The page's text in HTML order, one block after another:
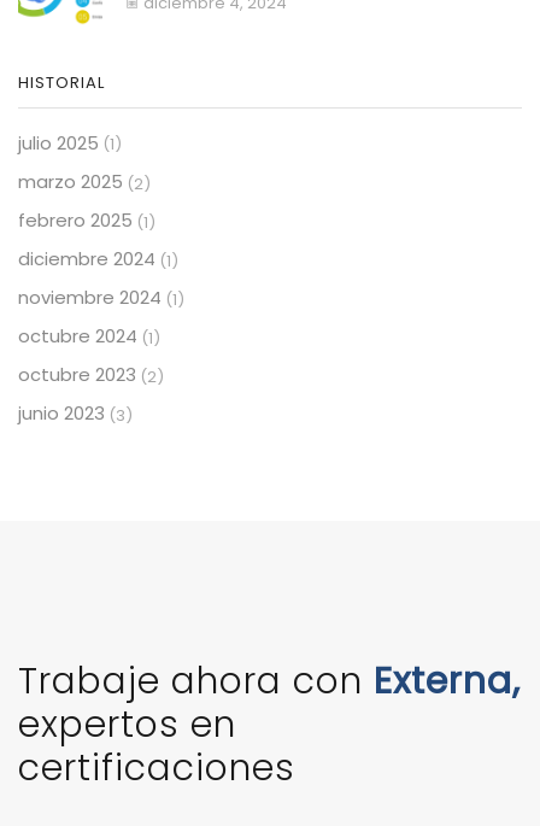
HISTORIAL
julio 2025 (1)
marzo 2025 (2)
febrero 2025 (1)
diciembre 2024 (1)
noviembre 2024 (1)
octubre 2024 (1)
octubre 2023 (2)
junio 2023 (3)
Trabaje ahora con Externa,
expertos en
certificaciones